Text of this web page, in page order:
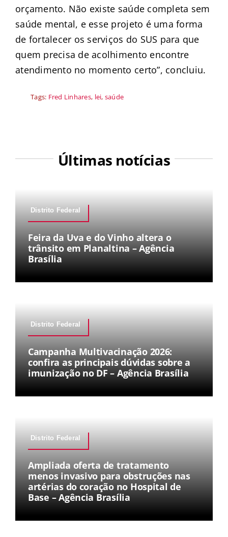
orçamento. Não existe saúde completa sem
saúde mental, e esse projeto é uma forma
de fortalecer os serviços do SUS para que
quem precisa de acolhimento encontre
atendimento no momento certo”, concluiu.
Tags: Fred Linhares, lei, saúde
Últimas notícias
Distrito Federal
Feira da Uva e do Vinho altera o
trânsito em Planaltina – Agência
Brasília
Distrito Federal
Campanha Multivacinação 2026:
confira as principais dúvidas sobre a
imunização no DF – Agência Brasília
Distrito Federal
Ampliada oferta de tratamento
menos invasivo para obstruções nas
artérias do coração no Hospital de
Base – Agência Brasília